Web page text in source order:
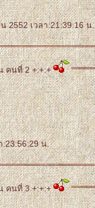
2552 เวลา:21:39:16 น.
คนที่ 2 +:+:+
:23:56:29 น.
คนที่ 3 +:+:+